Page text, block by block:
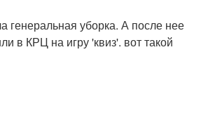
генеральная уборка. А после нее
в КРЦ на игру 'квиз'. вот такой